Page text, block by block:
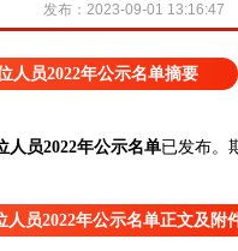
发布：2023-09-01 13:16:47
人员2022年公示名单摘要
人员2022年公示名单已发布。
员2022年公示名单正文及附